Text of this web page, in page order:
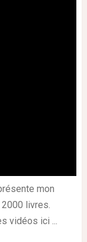
mon
livres.
vidéos ici ...